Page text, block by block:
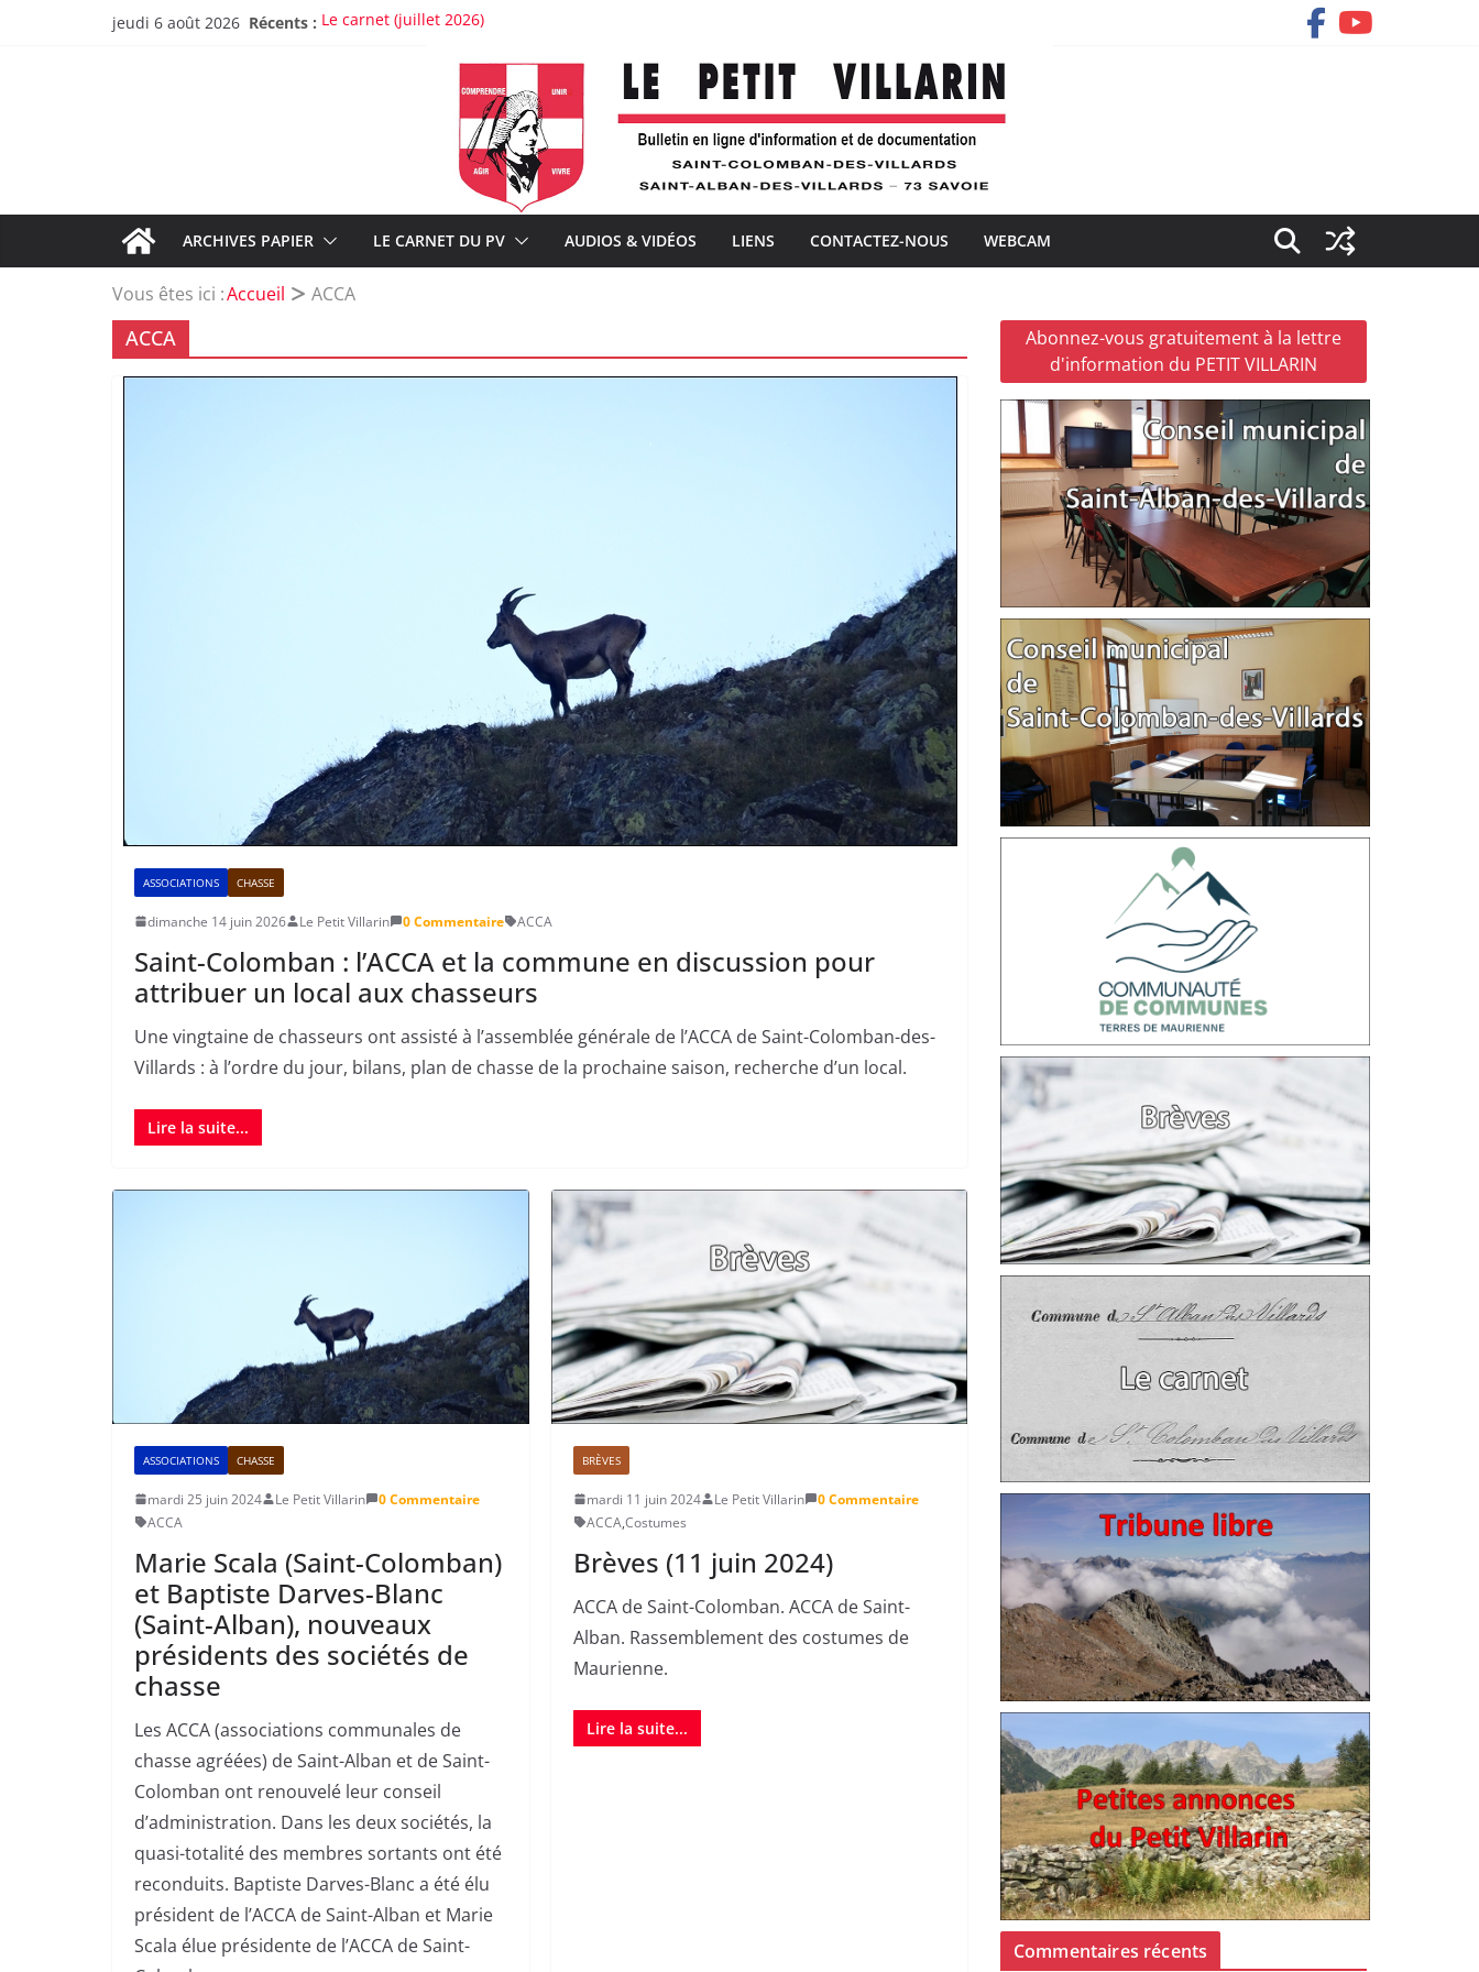
jeudi 6 août 2026 Récents : Le carnet (juillet 2026)
Christine Frasson-Botton : « Je voudrais la voir belle ! »
Greg, un pompier d’expérience
À propos de la rupture avec À la Croisée des chemins
Sur les dysfonctionnements de la téléphonie mobile et la distribution postale
ARCHIVES PAPIER LE CARNET DU PV AUDIOS & VIDÉOS LIENS CONTACTEZ-NOUS WEBCAM
Vous êtes ici :Accueil ACCA
ACCA
ASSOCIATIONS CHASSE
dimanche 14 juin 2026 Le Petit Villarin 0 Commentaire ACCA
Saint-Colomban : l’ACCA et la commune en discussion pour
attribuer un local aux chasseurs
Une vingtaine de chasseurs ont assisté à l’assemblée générale de l’ACCA de Saint-Colomban-des-
Villards : à l’ordre du jour, bilans, plan de chasse de la prochaine saison, recherche d’un local.
Lire la suite...
ASSOCIATIONS CHASSE
mardi 25 juin 2024 Le Petit Villarin
0 Commentaire
ACCA
Marie Scala (Saint-Colomban)
et Baptiste Darves-Blanc
(Saint-Alban), nouveaux
présidents des sociétés de
chasse
Les ACCA (associations communales de
chasse agréées) de Saint-Alban et de Saint-
Colomban ont renouvelé leur conseil
d’administration. Dans les deux sociétés, la
quasi-totalité des membres sortants ont été
reconduits. Baptiste Darves-Blanc a été élu
président de l’ACCA de Saint-Alban et Marie
Scala élue présidente de l’ACCA de Saint-
BRÈVES
mardi 11 juin 2024 Le Petit Villarin
0 Commentaire
ACCA,Costumes
Brèves (11 juin 2024)
ACCA de Saint-Colomban. ACCA de Saint-
Alban. Rassemblement des costumes de
Maurienne.
Lire la suite...
Abonnez-vous gratuitement à la lettre
d'information du PETIT VILLARIN
Commentaires récents